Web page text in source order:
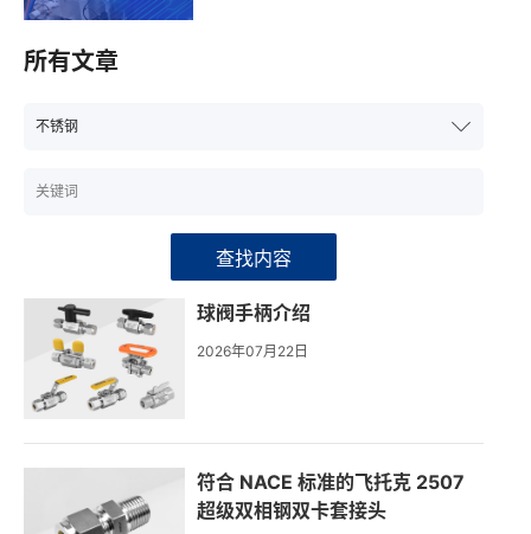
所有文章
查找内容
球阀手柄介绍
2026年07月22日
符合 NACE 标准的飞托克 2507
超级双相钢双卡套接头